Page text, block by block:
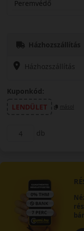
Peremvédő
Házhozszállítás
Házhozszállítás
Kuponkód:
LENDÜLET
másol
db